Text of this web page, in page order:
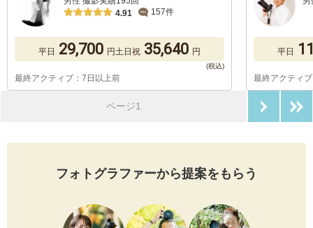
4.91
157件
平日 29,700 円土日祝 35,640 円
最終アクティブ：7日以上前
平日
最終アクティ
ページ1
フォトグラファーから提案をもらう